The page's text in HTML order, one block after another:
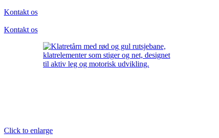
Kontakt os
Kontakt os
Click to enlarge